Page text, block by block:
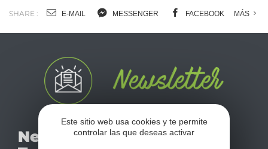
SHARE : E-MAIL MESSENGER FACEBOOK MÁS
Newsletter
No se pierda nuestro
mensual newsletter y
Este sitio web usa cookies y te permite
controlar las que deseas activar